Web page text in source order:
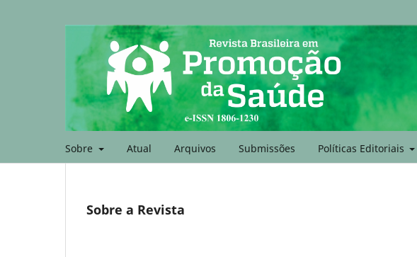
Sobre Atual Arquivos Submissões Políticas Editoriais
Sobre a Revista